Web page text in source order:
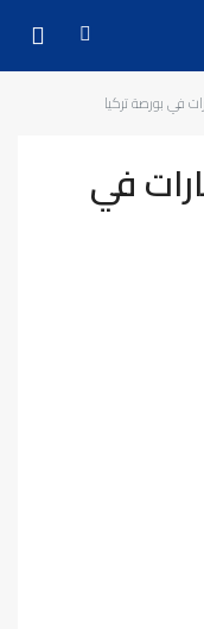
في بورصة تركيا
في